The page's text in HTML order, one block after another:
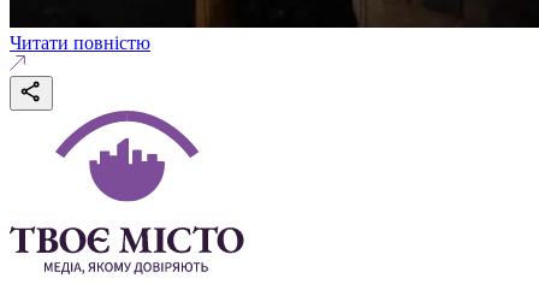
Читати повністю